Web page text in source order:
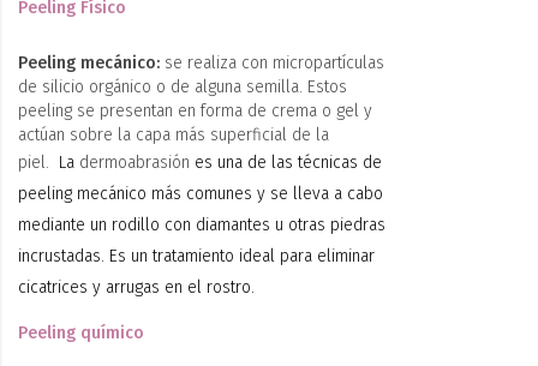
Peeling Físico
Peeling mecánico: se realiza con micropartículas
de silicio orgánico o de alguna semilla. Estos
peeling se presentan en forma de crema o gel y
actúan sobre la capa más superficial de la
piel. La dermoabrasión es una de las técnicas de
peeling mecánico más comunes y se lleva a cabo
mediante un rodillo con diamantes u otras piedras
incrustadas. Es un tratamiento ideal para eliminar
cicatrices y arrugas en el rostro.
Peeling químico